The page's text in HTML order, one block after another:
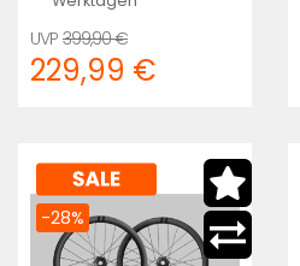
399,90 €
229,99 €
-28%